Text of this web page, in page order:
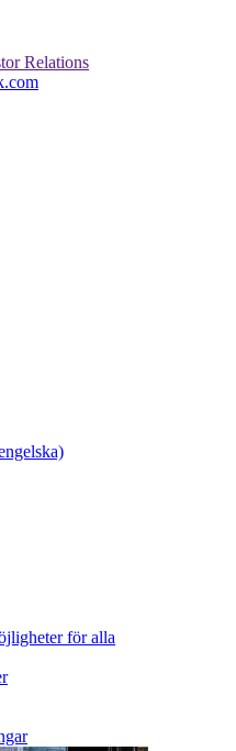
Relations
för alla